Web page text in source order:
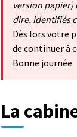
version papier)
dire, identifiés
Dès lors votre
de continuer à
Bonne journée
La